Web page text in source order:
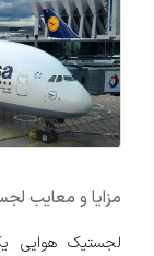
مزایا و معایب
لجستیک هوایی